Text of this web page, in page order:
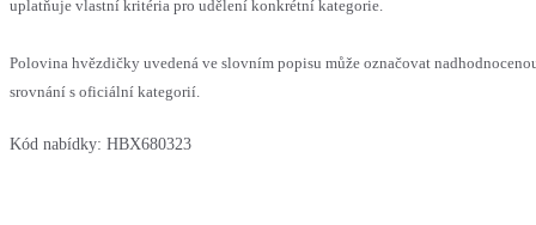
uplatňuje vlastní kritéria pro udělení konkrétní kategorie.
Polovina hvězdičky uvedená ve slovním popisu může označovat
srovnání s oficiální kategorií.
Kód nabídky: HBX680323